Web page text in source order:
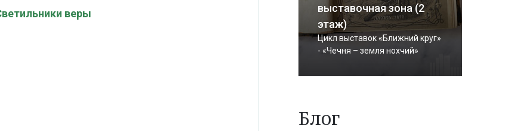
веры
выставочная зона (2
этаж)
Цикл выставок «Ближний круг»
- «Чечня – земля нохчий»
Блог